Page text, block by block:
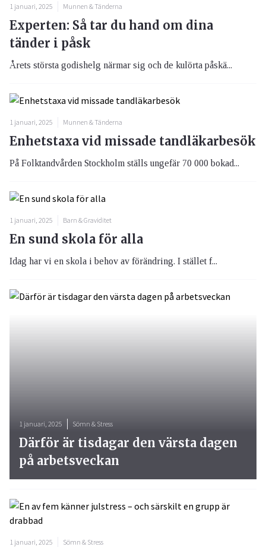
1 januari, 2025 Munnen & Tänderna
Experten: Så tar du hand om dina
tänder i påsk
Årets största godishelg närmar sig och de kulörta påskä...
1 januari, 2025 Munnen & Tänderna
Enhetstaxa vid missade tandläkarbesök
På Folktandvården Stockholm ställs ungefär 70 000 bokad...
1 januari, 2025 Barn & Graviditet
En sund skola för alla
Idag har vi en skola i behov av förändring. I stället f...
1 januari, 2025 Sömn & Stress
1 januari, 2025 Sömn & Stress
Därför är tisdagar den värsta dagen
på arbetsveckan